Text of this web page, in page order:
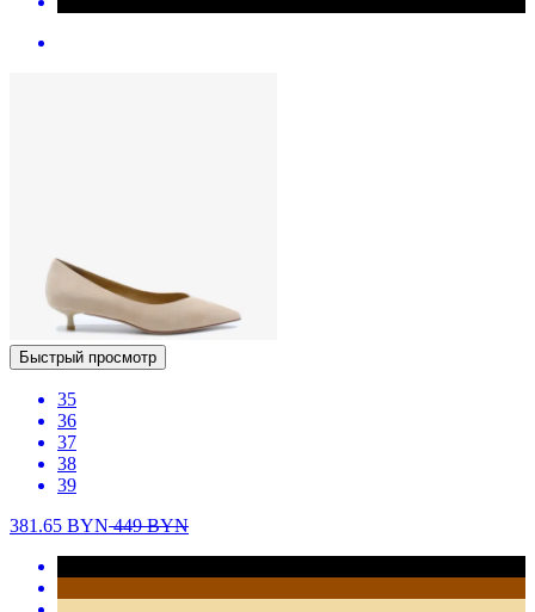
Быстрый просмотр
35
36
37
38
39
381.65 BYN449BYN